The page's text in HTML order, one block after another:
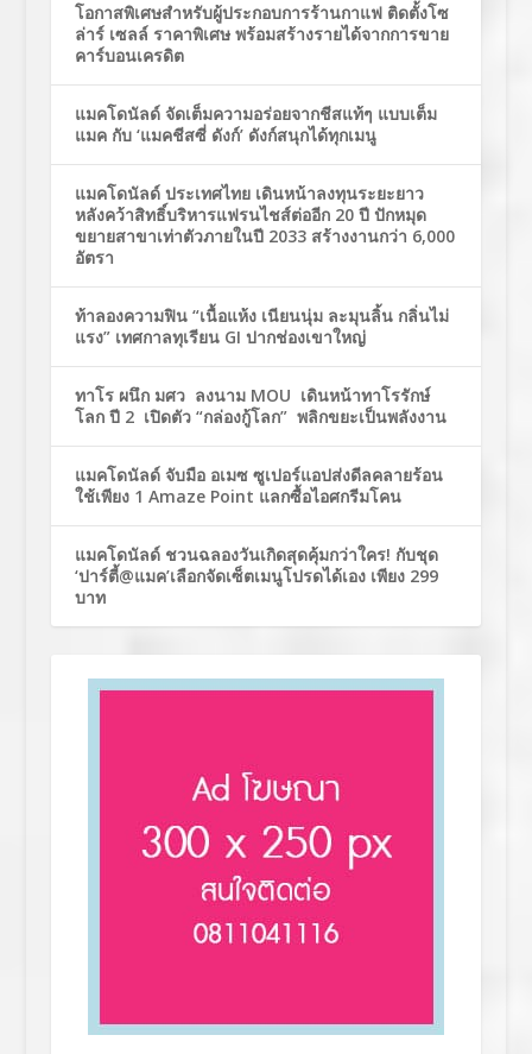
โอกาสพิเศษสำหรับผู้ประกอบการร้านกาแฟ ติดตั้งโซ
ล่าร์ เซลล์ ราคาพิเศษ พร้อมสร้างรายได้จากการขาย
คาร์บอนเครดิต
แมคโดนัลด์ จัดเต็มความอร่อยจากชีสแท้ๆ แบบเต็ม
แมค กับ ‘แมคชีสซี่ ดังก์’ ดังก์สนุกได้ทุกเมนู
แมคโดนัลด์ ประเทศไทย เดินหน้าลงทุนระยะยาว
หลังคว้าสิทธิ์บริหารแฟรนไชส์ต่ออีก 20 ปี ปักหมุด
ขยายสาขาเท่าตัวภายในปี 2033 สร้างงานกว่า 6,000
อัตรา
ท้าลองความฟิน “เนื้อแห้ง เนียนนุ่ม ละมุนลิ้น กลิ่นไม่
แรง” เทศกาลทุเรียน GI ปากช่องเขาใหญ่
ทาโร ผนึก มศว ลงนาม MOU เดินหน้าทาโรรักษ์
โลก ปี 2 เปิดตัว “กล่องกู้โลก” พลิกขยะเป็นพลังงาน
แมคโดนัลด์ จับมือ อเมซ ซูเปอร์แอปส่งดีลคลายร้อน
ใช้เพียง 1 Amaze Point แลกซื้อไอศกรีมโคน
แมคโดนัลด์ ชวนฉลองวันเกิดสุดคุ้มกว่าใคร! กับชุด
‘ปาร์ตี้@แมค’เลือกจัดเซ็ตเมนูโปรดได้เอง เพียง 299
บาท